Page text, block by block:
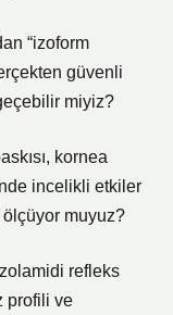
“izoform
güvenli
miyiz?
kornea
incelikli etkiler
ölçüyor muyuz?
refleks
profili ve